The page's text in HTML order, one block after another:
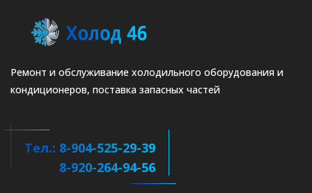
Ремонт и обслуживание холодильного оборудования и
кондиционеров, поставка запасных частей
Тел.: 8-904-525-29-39
8-920-264-94-56